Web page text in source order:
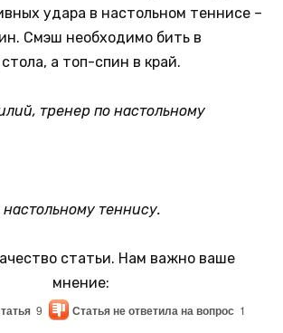
удара в настольном теннисе –
Смэш необходимо бить в
а топ-спин в край.
теннису.
статьи. Нам важно ваше
мнение:
9 Статья не ответила на вопрос 1